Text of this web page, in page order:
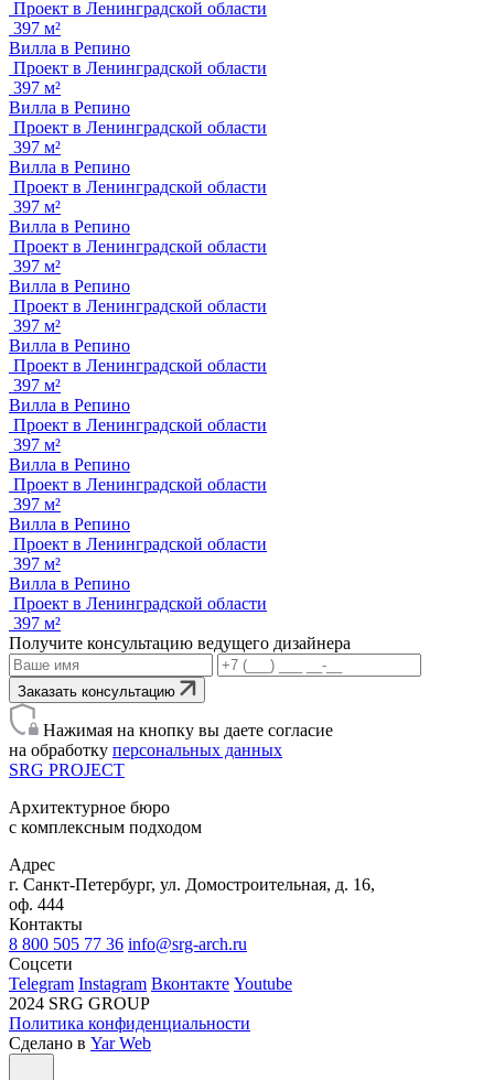
Проект в Ленинградской области
397 м²
Вилла в Репино
Проект в Ленинградской области
397 м²
Вилла в Репино
Проект в Ленинградской области
397 м²
Вилла в Репино
Проект в Ленинградской области
397 м²
Вилла в Репино
Проект в Ленинградской области
397 м²
Вилла в Репино
Проект в Ленинградской области
397 м²
Вилла в Репино
Проект в Ленинградской области
397 м²
Вилла в Репино
Проект в Ленинградской области
397 м²
Вилла в Репино
Проект в Ленинградской области
397 м²
Вилла в Репино
Проект в Ленинградской области
397 м²
Вилла в Репино
Проект в Ленинградской области
397 м²
Получите консультацию ведущего дизайнера
Заказать консультацию
Нажимая на кнопку вы даете согласие
на обработку персональных данных
SRG PROJECT
Архитектурное бюро
с комплексным подходом
Адрес
г. Санкт-Петербург, ул. Домостроительная, д. 16,
оф. 444
Контакты
8 800 505 77 36 info@srg-arch.ru
Соцсети
Telegram Instagram Вконтакте Youtube
2024 SRG GROUP
Политика конфиденциальности
Сделано в Yar Web